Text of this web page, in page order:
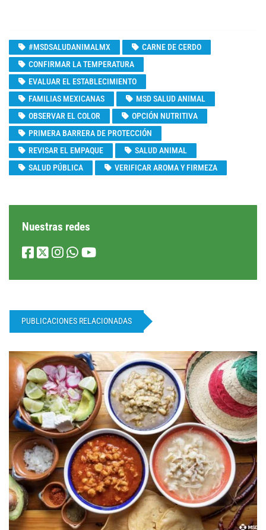
#MSDSALUDANIMALMX
CARNE DE CERDO
CONFIRMAR LA TEMPERATURA
EVALUAR EL ESTABLECIMIENTO
FAMILIAS MEXICANAS
MSD SALUD ANIMAL
OBSERVAR EL COLOR
OPCIÓN NUTRITIVA
PRIMERA BARRERA DE PROTECCIÓN
REVISAR EL EMPAQUE
SALUD ANIMAL
SALUD PÚBLICA
VERIFICAR AROMA Y FIRMEZA
Nuestras redes
PUBLICACIONES RELACIONADAS